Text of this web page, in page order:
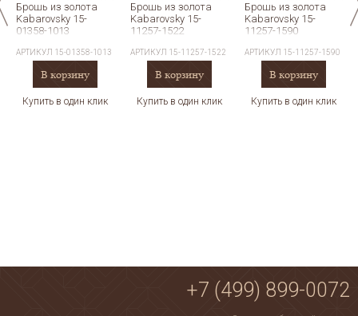
Брошь из золота
Kabarovsky 15-
01358-1013
АРТИКУЛ 15-01358-1013
В корзину
Купить в один клик
Брошь из золота
Kabarovsky 15-
11257-1522
АРТИКУЛ 15-11257-1522
В корзину
Купить в один клик
Брошь из золота
Kabarovsky 15-
11257-1590
АРТИКУЛ 15-11257-1590
В корзину
Купить в один клик
+7 (499) 899-0072